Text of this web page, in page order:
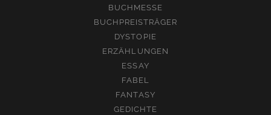
BUCHMESSE
BUCHPREISTRÄGER
DYSTOPIE
ERZÄHLUNGEN
ESSAY
FABEL
FANTASY
GEDICHTE